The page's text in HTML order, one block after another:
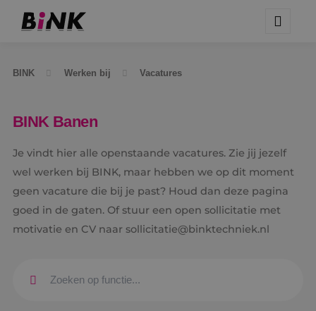
BINK Werken bij Vacatures
BINK Banen
Je vindt hier alle openstaande vacatures. Zie jij jezelf
wel werken bij BINK, maar hebben we op dit moment
geen vacature die bij je past? Houd dan deze pagina
goed in de gaten. Of stuur een open sollicitatie met
motivatie en CV naar sollicitatie@binktechniek.nl